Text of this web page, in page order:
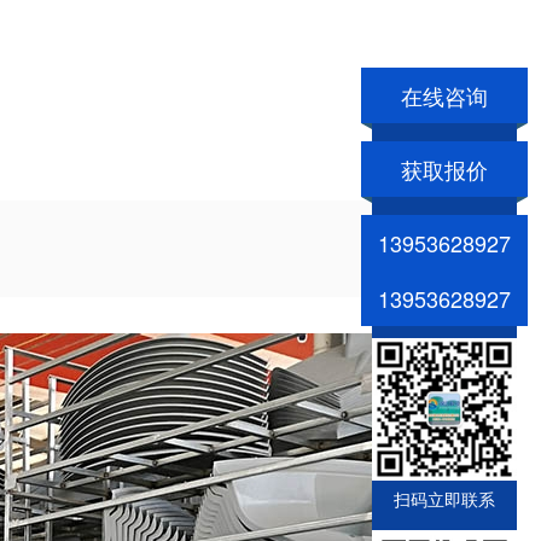
在线咨询
获取报价
13953628927
13953628927
扫码立即联系